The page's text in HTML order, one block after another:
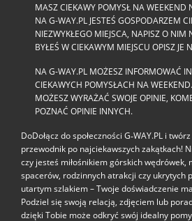
MASZ CIEKAWY POMYSŁ NA WEEKEND
NA G-WAY.PL JESTEŚ GOSPODARZEM
NIEZWYKŁEGO MIEJSCA, NAPISZ O NIM
BYŁEŚ W CIEKAWYM MIEJSCU OPISZ JE
NA G-WAY.PL MOŻESZ INFORMOWAĆ
CIEKAWYCH POMYSŁACH NA
MOŻESZ WYRAŻAĆ SWOJE OPINIE,
POZNAĆ OPINIE INNYCH.
DoDołącz do społeczności G‑WAY.PL i
przewodnik po najciekawszych zakątkach!
czy jesteś miłośnikiem górskich wędrówek,
spacerów, rodzinnych atrakcji czy ukrytych
utartym szlakiem – Twoje doświadczenie
Podziel się swoją relacją, zdjęciem lub
dzięki Tobie może odkryć swój idealny